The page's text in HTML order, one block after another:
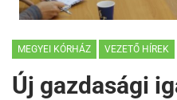
MEGYEI KÓRHÁZ VEZETŐ HÍREK
Új gazdasági